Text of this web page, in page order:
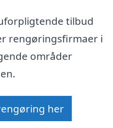
tilbud
rengøringsfirmaer i
områder
her